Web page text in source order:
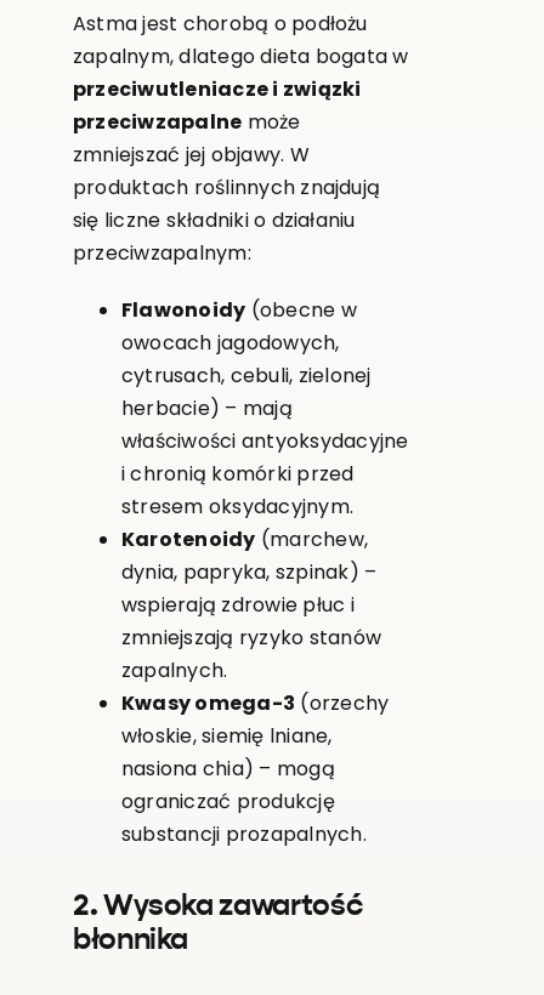
Astma jest chorobą o podłożu
zapalnym, dlatego dieta bogata w
przeciwutleniacze i związki
przeciwzapalne może
zmniejszać jej objawy. W
produktach roślinnych znajdują
się liczne składniki o działaniu
przeciwzapalnym:
Flawonoidy (obecne w
owocach jagodowych,
cytrusach, cebuli, zielonej
herbacie) – mają
właściwości antyoksydacyjne
i chronią komórki przed
stresem oksydacyjnym.
Karotenoidy (marchew,
dynia, papryka, szpinak) –
wspierają zdrowie płuc i
zmniejszają ryzyko stanów
zapalnych.
Kwasy omega-3 (orzechy
włoskie, siemię lniane,
nasiona chia) – mogą
ograniczać produkcję
substancji prozapalnych.
2. Wysoka zawartość
błonnika